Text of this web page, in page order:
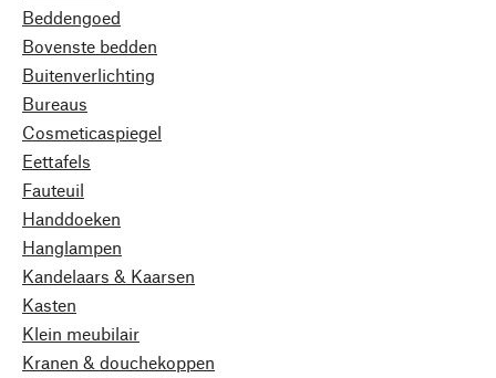
Beddengoed
Bovenste bedden
Buitenverlichting
Bureaus
Cosmeticaspiegel
Eettafels
Fauteuil
Handdoeken
Hanglampen
Kandelaars & Kaarsen
Kasten
Klein meubilair
Kranen & douchekoppen